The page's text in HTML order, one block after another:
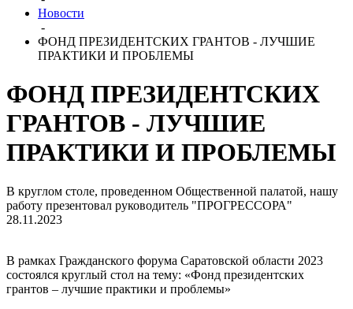
Новости
-
ФОНД ПРЕЗИДЕНТСКИХ ГРАНТОВ - ЛУЧШИЕ
ПРАКТИКИ И ПРОБЛЕМЫ
ФОНД ПРЕЗИДЕНТСКИХ
ГРАНТОВ - ЛУЧШИЕ
ПРАКТИКИ И ПРОБЛЕМЫ
В круглом столе, проведенном Общественной палатой, нашу
работу презентовал руководитель "ПРОГРЕССОРА"
28.11.2023
В рамках Гражданского форума Саратовской области 2023
состоялся круглый стол на тему: «Фонд президентских
грантов – лучшие практики и проблемы»